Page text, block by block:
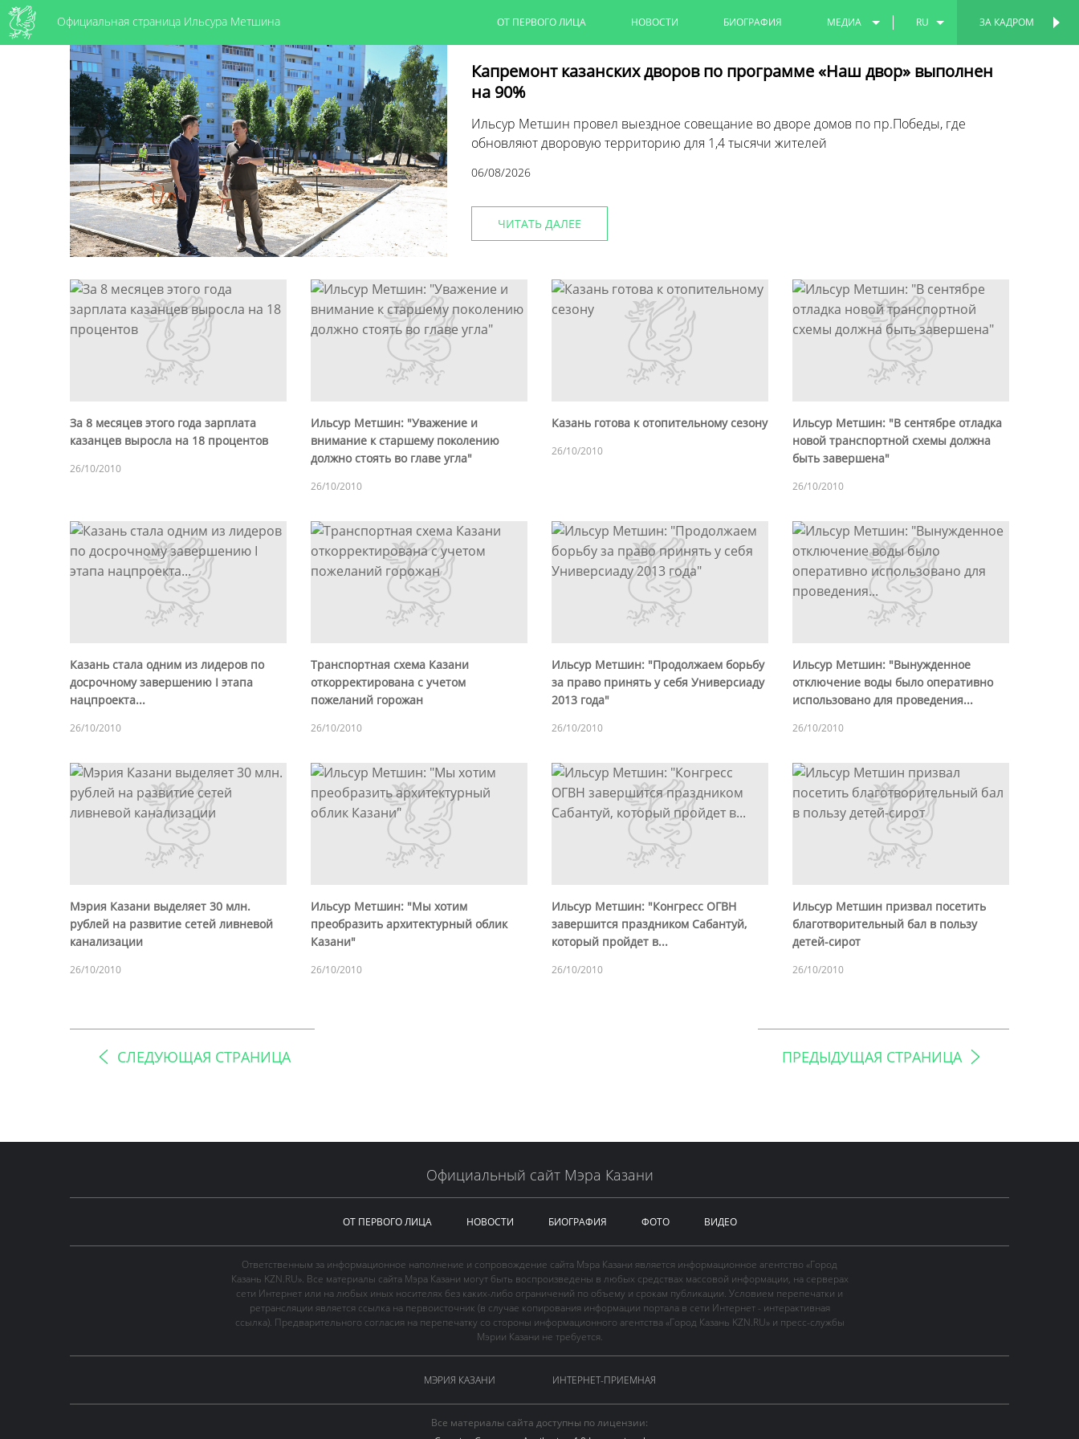
Официальная страница Ильсура Метшина ЗА КАДРОМ
ОТ ПЕРВОГО ЛИЦА НОВОСТИ БИОГРАФИЯ МЕДИА
ФОТО
RU
EN
Капремонт казанских дворов по программе «Наш двор» выполнен
на 90%
Ильсур Метшин провел выездное совещание во дворе домов по пр.Победы, где
обновляют дворовую территорию для 1,4 тысячи жителей
06/08/2026
ЧИТАТЬ ДАЛЕЕ
За 8 месяцев этого года зарплата
казанцев выросла на 18 процентов
26/10/2010
Ильсур Метшин: "Уважение и
внимание к старшему поколению
должно стоять во главе угла"
26/10/2010
Казань готова к отопительному сезону
26/10/2010
Ильсур Метшин: "В сентябре отладка
новой транспортной схемы должна
быть завершена"
26/10/2010
Казань стала одним из лидеров по
досрочному завершению I этапа
нацпроекта...
26/10/2010
Транспортная схема Казани
откорректирована с учетом
пожеланий горожан
26/10/2010
Ильсур Метшин: "Продолжаем борьбу
за право принять у себя Универсиаду
2013 года"
26/10/2010
Ильсур Метшин: "Вынужденное
отключение воды было оперативно
использовано для проведения...
26/10/2010
Мэрия Казани выделяет 30 млн.
рублей на развитие сетей ливневой
канализации
26/10/2010
Ильсур Метшин: "Мы хотим
преобразить архитектурный облик
Казани"
26/10/2010
Ильсур Метшин: "Конгресс ОГВН
завершится праздником Сабантуй,
который пройдет в...
26/10/2010
Ильсур Метшин призвал посетить
благотворительный бал в пользу
детей-сирот
26/10/2010
СЛЕДУЮЩАЯ СТРАНИЦА ПРЕДЫДУЩАЯ СТРАНИЦА
Официальный сайт Мэра Казани
ОТ ПЕРВОГО ЛИЦА НОВОСТИ БИОГРАФИЯ ФОТО ВИДЕО
Ответственным за информационное наполнение и сопровождение сайта Мэра Казани является информационное агентство «Город
Казань KZN.RU». Все материалы сайта Мэра Казани могут быть воспроизведены в любых средствах массовой информации, на серверах
сети Интернет или на любых иных носителях без каких-либо ограничений по объему и срокам публикации. Условием перепечатки и
ретрансляции является ссылка на первоисточник (в случае копирования информации портала в сети Интернет - интерактивная
ссылка). Предварительного согласия на перепечатку со стороны информационного агентства «Город Казань KZN.RU» и пресс-службы
Мэрии Казани не требуется.
МЭРИЯ КАЗАНИ ИНТЕРНЕТ-ПРИЕМНАЯ
Все материалы сайта доступны по лицензии:
ПЕРСОНАЛЬНАЯ